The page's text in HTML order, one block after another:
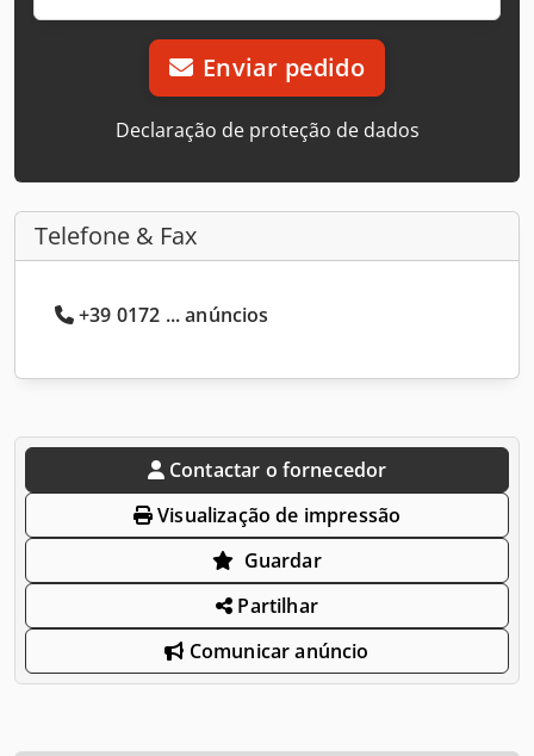
Enviar pedido
Declaração de proteção de dados
Telefone & Fax
+39 0172 ... anúncios
Contactar o fornecedor
Visualização de impressão
Guardar
Partilhar
Comunicar anúncio